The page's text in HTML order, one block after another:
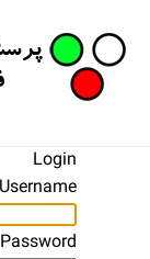
Login
Username
Password